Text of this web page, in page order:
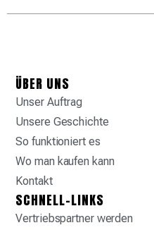
ÜBER UNS
Unser Auftrag
Unsere Geschichte
So funktioniert es
Wo man kaufen kann
Kontakt
SCHNELL-LINKS
Vertriebspartner werden